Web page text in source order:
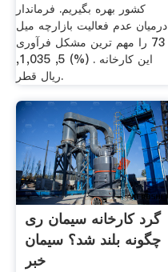
کشور بهره بگیریم. فرماندار
درمیان عدم فعالیت بازارچه میل
73 را مهم ترین مشکل فرآوری
این کارخانه . (%) 5, 1,035,
ریال قطر.
گرد کارخانه سیمان ری
چگونه بلند شد؟ سیمان
خبر